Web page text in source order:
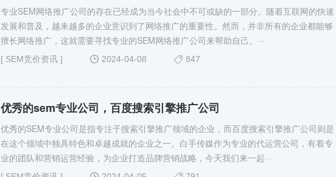
专业SEM网络推广公司的存在已经成为当今社会中不可或缺的一部分。随着互联网的快速
发展和普及，越来越多的企业意识到了网络推广的重要性。然而，并非所有的企业都能够
擅长网络推广，这就需要寻找专业的SEM网络推广公司来帮助自己。···
[ SEM竞价资讯 ] 2024-04-08 847
优秀的sem专业公司，百度搜索引擎推广公司
优秀的SEM专业公司是指专注于搜索引擎推广领域的企业，而百度搜索引擎推广公司则是
在这个领域中独具特色和卓越成就的企业之一。白手传媒作为专业的代运营公司，有着专
业的团队和营销运营经验，为企业打造品牌营销战略，今天我们来一起···